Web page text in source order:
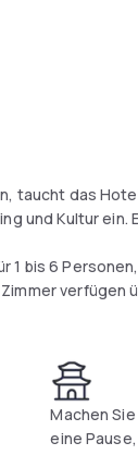
taucht das
und Kultur ein.
1 bis 6
verfügen
bietet seinen
Kunst
Machen
eine